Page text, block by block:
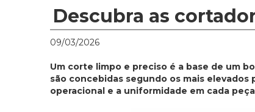
Descubra as
09/03/2026
Um corte limpo e preciso é a base de um
são concebidas segundo os mais
operacional e a uniformidade em cada